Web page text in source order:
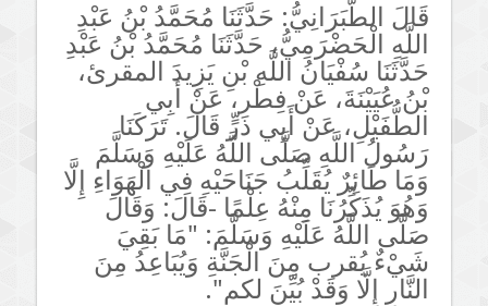
قَالَ الطَّبَرَانِيُّ: حَدَّثَنَا مُحَمَّدُ بْنُ عَبْدِ
اللَّهِ الْحَضْرَمِيُّ، حَدَّثَنَا مُحَمَّدُ بْنُ عَبْدِ
اللَّهِ بْنِ يَزِيدَ المقرئ، حَدَّثَنَا سُفْيَانُ
بْنُ عُيَيْنَةَ، عَنْ فِطْر، عَنْ أَبِي
الطُّفَيْلِ، عَنْ أَبِي ذَرٍّ قَالَ. تَرَكَنَا
رَسُولُ اللَّهِ صَلَّى اللَّهُ عَلَيْهِ وَسَلَّمَ
وَمَا طَائِرٌ يُقَلِّبُ جَنَاحَيْهِ فِي الْهَوَاءِ إِلَّا
وَهُوَ يُذَكِّرُنَا مِنْهُ عِلْمًا -قَالَ: وَقَالَ
صَلَّى اللَّهُ عَلَيْهِ وَسَلَّمَ: "مَا بَقِيَ
شَيْءٌ يُقرب مِنَ الْجَنَّةِ وَيُبَاعِدُ مِنَ
النَّارِ إِلَّا وَقَدْ بُيِّنَ لكم".